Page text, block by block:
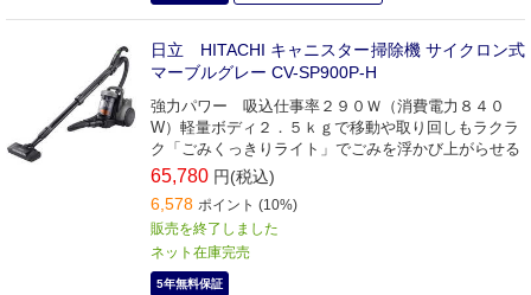
日立 HITACHI キャニスター掃除機 サイクロン式
マーブルグレー CV-SP900P-H
強力パワー 吸込仕事率２９０Ｗ（消費電力８４０
W）軽量ボディ２．５ｋｇで移動や取り回しもラクラ
ク「ごみくっきりライト」でごみを浮かび上がらせる
65,780 円(税込)
6,578 ポイント (10%)
販売を終了しました
ネット在庫完売
5年無料保証